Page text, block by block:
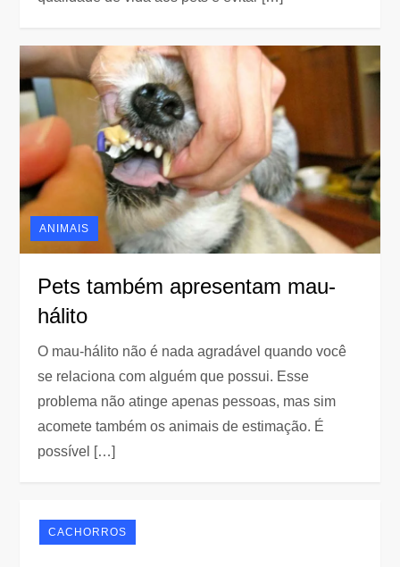
ANIMAIS
Pets também apresentam mau-
hálito
O mau-hálito não é nada agradável quando você
se relaciona com alguém que possui. Esse
problema não atinge apenas pessoas, mas sim
acomete também os animais de estimação. É
possível […]
CACHORROS